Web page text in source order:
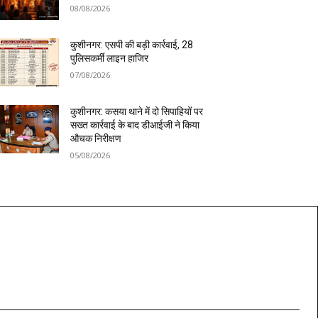
08/08/2026
कुशीनगर: एसपी की बड़ी कार्रवाई, 28
पुलिसकर्मी लाइन हाजिर
07/08/2026
कुशीनगर: कसया थाने में दो सिपाहियों पर
सख्त कार्रवाई के बाद डीआईजी ने किया
औचक निरीक्षण
05/08/2026